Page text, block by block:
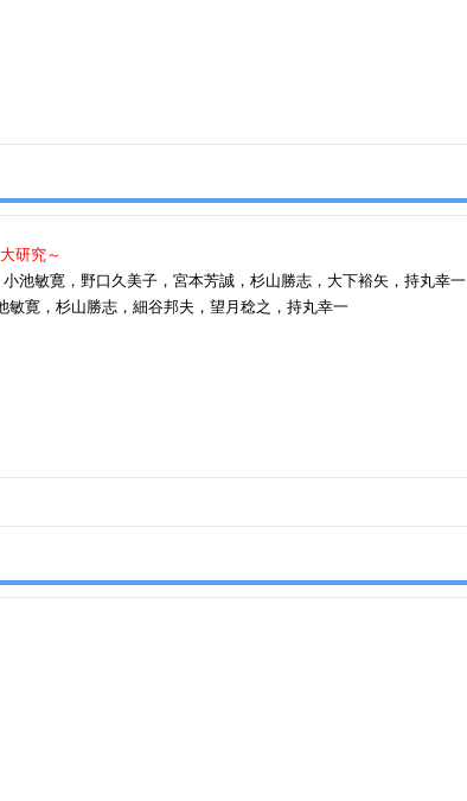
研究～
池敏寛，野口久美子，宮本芳誠，杉山勝志，大下裕矢，持丸幸一
寛，杉山勝志，細谷邦夫，望月稔之，持丸幸一